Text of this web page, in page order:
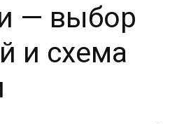
— выбор
и схема